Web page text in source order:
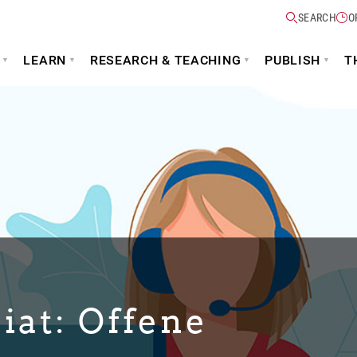
SEARCH
LEARN RESEARCH & TEACHING PUBLISH
Offene